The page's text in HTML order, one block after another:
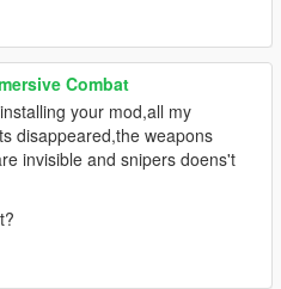
Combat
your mod,all my
disappeared,the weapons
invisible and snipers doens't